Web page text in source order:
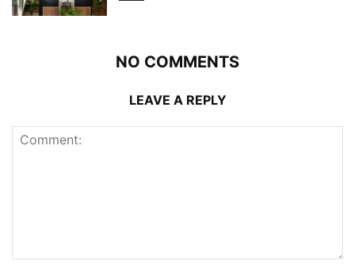
NO COMMENTS
LEAVE A REPLY